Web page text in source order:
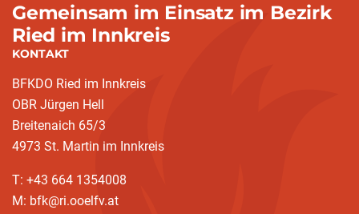
Gemeinsam im Einsatz im Bezirk
Ried im Innkreis
KONTAKT
BFKDO Ried im Innkreis
OBR Jürgen Hell
Breitenaich 65/3
4973 St. Martin im Innkreis
T: +43 664 1354008
M: bfk@ri.ooelfv.at